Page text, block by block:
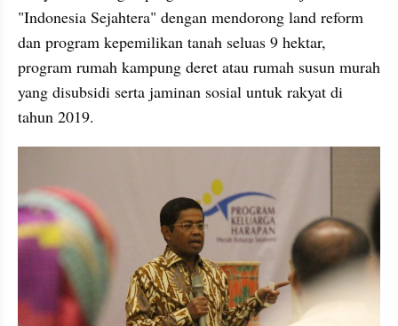
"Indonesia Sejahtera" dengan mendorong land reform
dan program kepemilikan tanah seluas 9 hektar,
program rumah kampung deret atau rumah susun murah
yang disubsidi serta jaminan sosial untuk rakyat di
tahun 2019.